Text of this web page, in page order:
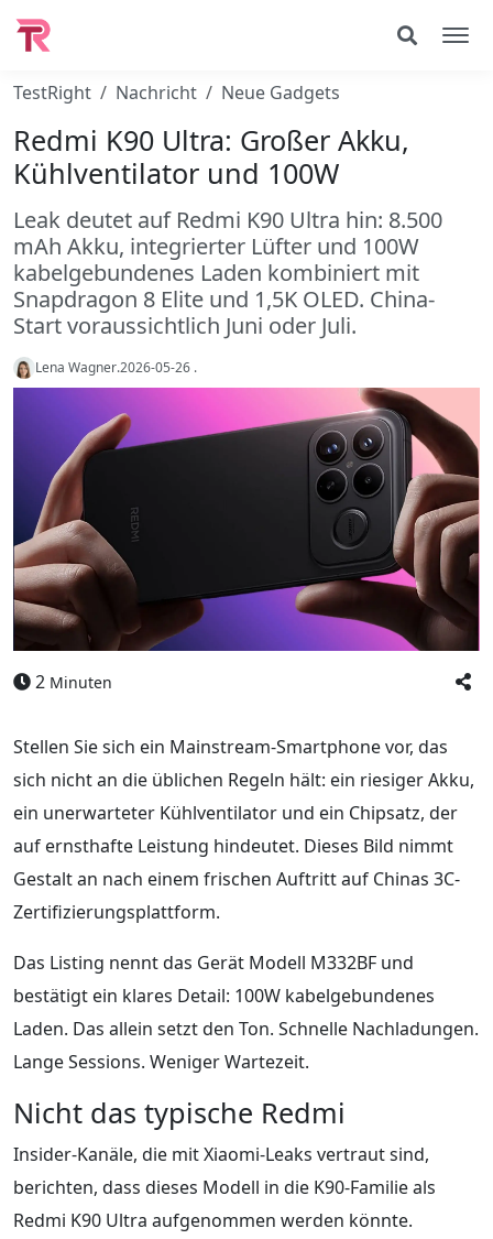
TestRight Nachricht Neue Gadgets
Redmi K90 Ultra: Großer Akku,
Kühlventilator und 100W
Leak deutet auf Redmi K90 Ultra hin: 8.500
mAh Akku, integrierter Lüfter und 100W
kabelgebundenes Laden kombiniert mit
Snapdragon 8 Elite und 1,5K OLED. China-
Start voraussichtlich Juni oder Juli.
Lena Wagner.2026-05-26 .
2 Minuten
Stellen Sie sich ein Mainstream-Smartphone vor, das
sich nicht an die üblichen Regeln hält: ein riesiger Akku,
ein unerwarteter Kühlventilator und ein Chipsatz, der
auf ernsthafte Leistung hindeutet. Dieses Bild nimmt
Gestalt an nach einem frischen Auftritt auf Chinas 3C-
Zertifizierungsplattform.
Das Listing nennt das Gerät Modell M332BF und
bestätigt ein klares Detail: 100W kabelgebundenes
Laden. Das allein setzt den Ton. Schnelle Nachladungen.
Lange Sessions. Weniger Wartezeit.
Nicht das typische Redmi
Insider-Kanäle, die mit Xiaomi-Leaks vertraut sind,
berichten, dass dieses Modell in die K90-Familie als
Redmi K90 Ultra aufgenommen werden könnte.